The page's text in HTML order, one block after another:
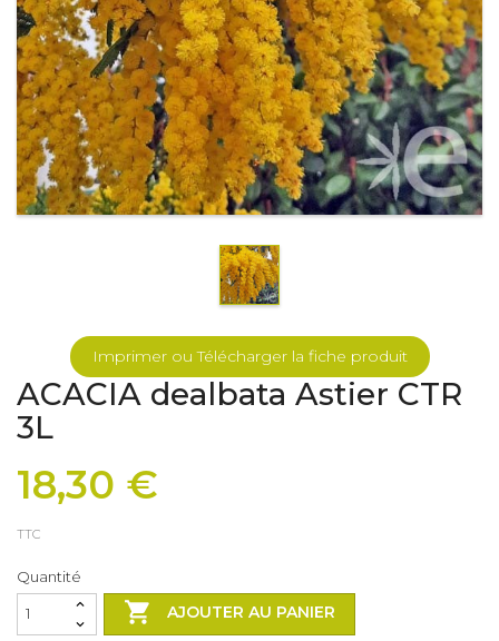
Imprimer ou Télécharger la fiche produit
ACACIA dealbata Astier CTR
3L
18,30 €
TTC
Quantité
 AJOUTER AU PANIER